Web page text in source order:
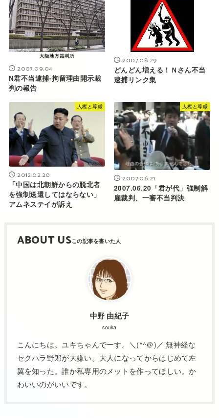
2007.09.04
N君不当逮捕-拘留理由開示裁
判の報告
2007.08.29
どんどん増える！Ｎさん不当
逮捕リンク集
人権と尊厳
2012.02.20
「中国は北朝鮮からの脱北者
を強制送還してはならない」
アムネステイが訴え
人権と尊厳
2007.06.21
2007.06.20「君が代」強制解
雇裁判、一審不当判決
ABOUT US
中野 由紀子
souka
こんにちは。ユキちゃんでーす。＼(^^＠)／ 無神経な
セクハラ野郎が大嫌い。大人になってからはじめて左
翼を知った。誰か私専用のメットを作ってほしい。か
わいいのがいいです。